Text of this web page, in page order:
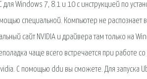
Windows 7, 8.1 и 10 с инструкцией по
специальной. Компьютер не распознает
сайт NVIDIA и драйвера там только на
чаще всего встречается при работе со
С помощью ddu вы сможете. Для запуска